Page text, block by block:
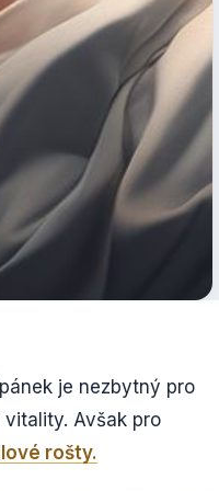
je nezbytný pro
Avšak pro
rošty.